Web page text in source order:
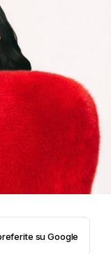
su Google